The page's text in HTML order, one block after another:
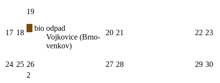
17 18
19
bio odpad
Vojkovice (Brno-
venkov)
20 21 22 23
24 25 26 27 28 29 30
2